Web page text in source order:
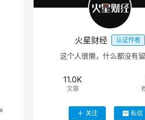
火星财经 认证作者
这个人很懒，什么都没有
11.0K
文章
关注 私信